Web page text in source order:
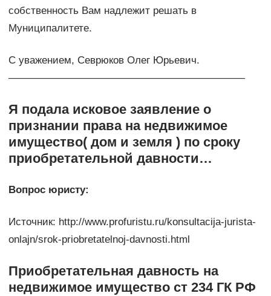
собственность Вам надлежит решать в
Муниципалитете.
С уважением, Севрюков Олег Юрьевич.
———————————————————————
Я подала исковое заявление о
признании права на недвижимое
имущество( дом и земля ) по сроку
приобретательной давности…
Вопрос юристу:
Источник: http://www.profuristu.ru/konsultacija-jurista-
onlajn/srok-priobretatelnoj-davnosti.html
Приобретательная давность на
недвижимое имущество ст 234 ГК РФ